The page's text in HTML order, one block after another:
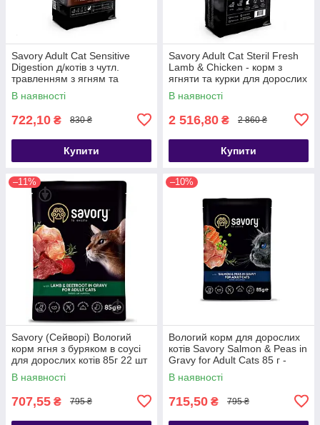
Savory Adult Cat Sensitive
Digestion д/котів з чутл.
травленням з ягням та
індичкою, 2 кг
В наявності
722,10 ₴ 830 ₴
Купити
Savory Adult Cat Steril Fresh
Lamb & Chicken - корм з
ягняти та курки для дорослих
стерилізованих котів 8кг
В наявності
2 516,80 ₴ 2 860 ₴
Купити
–11%
Savory (Сейворі) Вологий
корм ягня з буряком в соусі
для дорослих котів 85г 22 шт
В наявності
707,55 ₴ 795 ₴
–10%
Вологий корм для дорослих
котів Savory Salmon & Peas in
Gravy for Adult Cats 85 г -
лосось та горошок 22 шт
В наявності
715,50 ₴ 795 ₴